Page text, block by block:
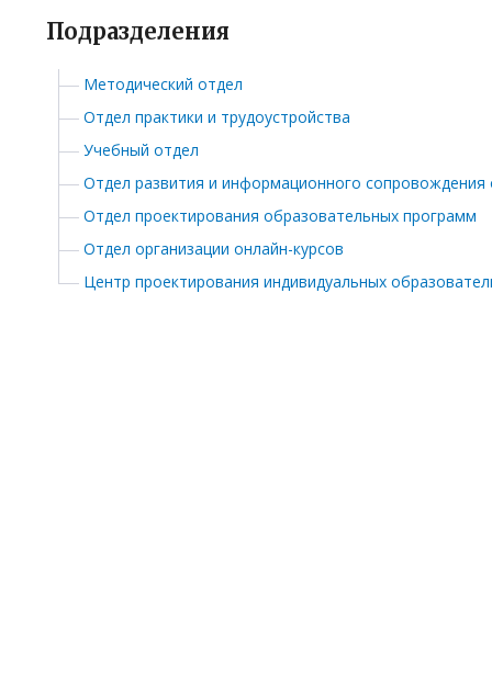
Подразделения
Методический отдел
Отдел практики и трудоустройства
Учебный отдел
Отдел развития и информационного
Отдел проектирования образовательных программ
Отдел организации онлайн-курсов
Центр проектирования индивидуальных